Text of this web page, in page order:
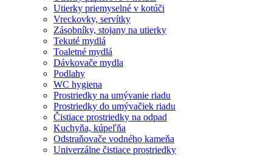
Utierky priemyselné v kotúči
Vreckovky, servítky
Zásobníky, stojany na utierky
Tekuté mydlá
Toaletné mydlá
Dávkovače mydla
Podlahy
WC hygiena
Prostriedky na umývanie riadu
Prostriedky do umývačiek riadu
Čistiace prostriedky na odpad
Kuchyňa, kúpeľňa
Odstraňovače vodného kameňa
Univerzálne čistiace prostriedky